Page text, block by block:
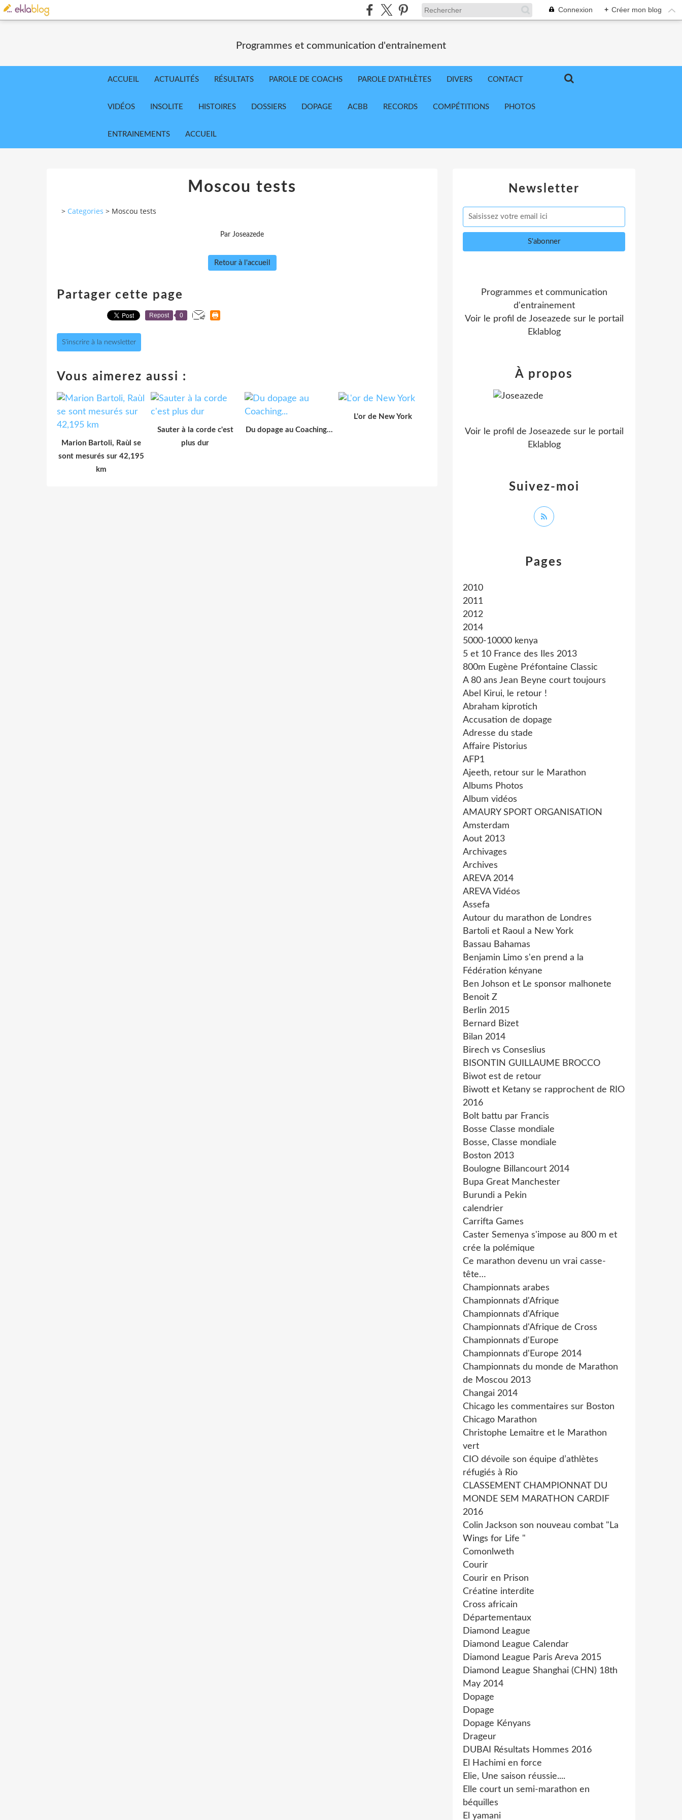
Connexion + Créer mon blog
Programmes et communication d'entrainement
ACCUEIL ACTUALITÉS RÉSULTATS PAROLE DE COACHS PAROLE D'ATHLÈTES DIVERS CONTACT
VIDÉOS INSOLITE HISTOIRES DOSSIERS DOPAGE ACBB RECORDS COMPÉTITIONS PHOTOS
ENTRAINEMENTS ACCUEIL
Moscou tests
> Categories > Moscou tests
Par Joseazede
Retour à l'accueil
Partager cette page
Repost 0
S'inscrire à la newsletter
Vous aimerez aussi :
Marion Bartoli, Raùl se
sont mesurés sur 42,195
km
Sauter à la corde c'est
plus dur
Du dopage au Coaching...
L'or de New York
Newsletter
Pages
2010
2011
2012
2014
5000-10000 kenya
5 et 10 France des Iles 2013
800m Eugène Préfontaine Classic
A 80 ans Jean Beyne court toujours
Abel Kirui, le retour !
Abraham kiprotich
Accusation de dopage
Adresse du stade
Affaire Pistorius
AFP1
Ajeeth, retour sur le Marathon
Albums Photos
Album vidéos
AMAURY SPORT ORGANISATION
Amsterdam
Aout 2013
Archivages
Archives
AREVA 2014
AREVA Vidéos
Assefa
Autour du marathon de Londres
Bartoli et Raoul a New York
Bassau Bahamas
Benjamin Limo s'en prend a la
Fédération kényane
Ben Johson et Le sponsor malhonete
Benoit Z
Berlin 2015
Bernard Bizet
Bilan 2014
Birech vs Conseslius
BISONTIN GUILLAUME BROCCO
Biwot est de retour
Biwott et Ketany se rapprochent de RIO
2016
Bolt battu par Francis
Bosse Classe mondiale
Bosse, Classe mondiale
Boston 2013
Boulogne Billancourt 2014
Bupa Great Manchester
Burundi a Pekin
calendrier
Carrifta Games
Caster Semenya s'impose au 800 m et
crée la polémique
Ce marathon devenu un vrai casse-
tête…
Championnats arabes
Championnats d'Afrique
Championnats d'Afrique
Championnats d'Afrique de Cross
Championnats d'Europe
Championnats d'Europe 2014
Championnats du monde de Marathon
de Moscou 2013
Changai 2014
Chicago les commentaires sur Boston
Chicago Marathon
Christophe Lemaitre et le Marathon
vert
CIO dévoile son équipe d’athlètes
réfugiés à Rio
CLASSEMENT CHAMPIONNAT DU
MONDE SEM MARATHON CARDIF
2016
Colin Jackson son nouveau combat "La
Wings for Life "
Comonlweth
Courir
Courir en Prison
Créatine interdite
Cross africain
Départementaux
Diamond League
Diamond League Calendar
Diamond League Paris Areva 2015
Diamond League Shanghai (CHN) 18th
May 2014
Dopage
Dopage
Dopage Kényans
Drageur
DUBAI Résultats Hommes 2016
El Hachimi en force
Elie, Une saison réussie....
Elle court un semi-marathon en
béquilles
El yamani
Programmes et communication
d'entrainement
Voir le profil de Joseazede sur le portail
Eklablog
Suivez-moi
À propos
Voir le profil de Joseazede sur le portail
Eklablog